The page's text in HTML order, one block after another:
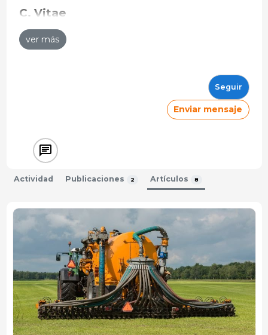
C. Vitae
-
333 Corporate
ver más
Seguir
Enviar mensaje
Actividad Publicaciones 2 Artículos 8